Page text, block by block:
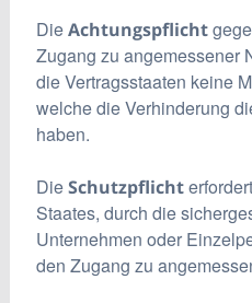
DieAchtungspflicht
Zugang zu angemessener
die Vertragsstaaten keine
welche die Verhinderung
haben.
DieSchutzpflicht
Staates, durch die
Unternehmen oder
den Zugang zu